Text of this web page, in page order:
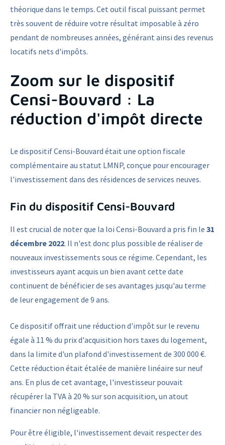
théorique dans le temps. Cet outil fiscal puissant permet
très souvent de réduire votre résultat imposable à zéro
pendant de nombreuses années, générant ainsi des revenus
locatifs nets d'impôts.
Zoom sur le dispositif
Censi-Bouvard : La
réduction d'impôt directe
Le dispositif Censi-Bouvard était une option fiscale
complémentaire au statut LMNP, conçue pour encourager
l'investissement dans des résidences de services neuves.
Fin du dispositif Censi-Bouvard
Il est crucial de noter que la loi Censi-Bouvard a pris fin le 31
décembre 2022. Il n'est donc plus possible de réaliser de
nouveaux investissements sous ce régime. Cependant, les
investisseurs ayant acquis un bien avant cette date
continuent de bénéficier de ses avantages jusqu'au terme
de leur engagement de 9 ans.
Ce dispositif offrait une réduction d'impôt sur le revenu
égale à 11 % du prix d'acquisition hors taxes du logement,
dans la limite d'un plafond d'investissement de 300 000 €.
Cette réduction était étalée de manière linéaire sur neuf
ans. En plus de cet avantage, l'investisseur pouvait
récupérer la TVA à 20 % sur son acquisition, un atout
financier non négligeable.
Pour être éligible, l'investissement devait respecter des